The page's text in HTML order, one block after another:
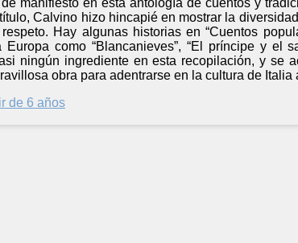
manifiesto en esta antología de cuentos y
Calvino hizo hincapié en mostrar la
Hay algunas historias en “Cuentos
como “Blancanieves”, “El príncipe y el
ningún ingrediente en esta recopilación, y se
obra para adentrarse en la cultura de
de 6 años